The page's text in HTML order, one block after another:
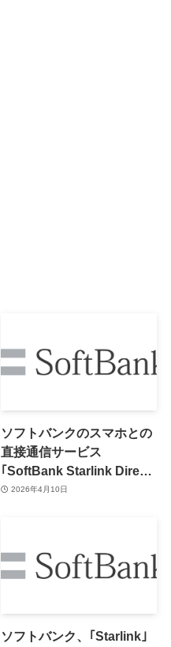
ソフトバンクのスマホとの
直接通信サービス
｢SoftBank Starlink Direct｣
がスタート ｰ ｢LINE｣や
2026年4月10日
ソフトバンク、｢Starlink｣